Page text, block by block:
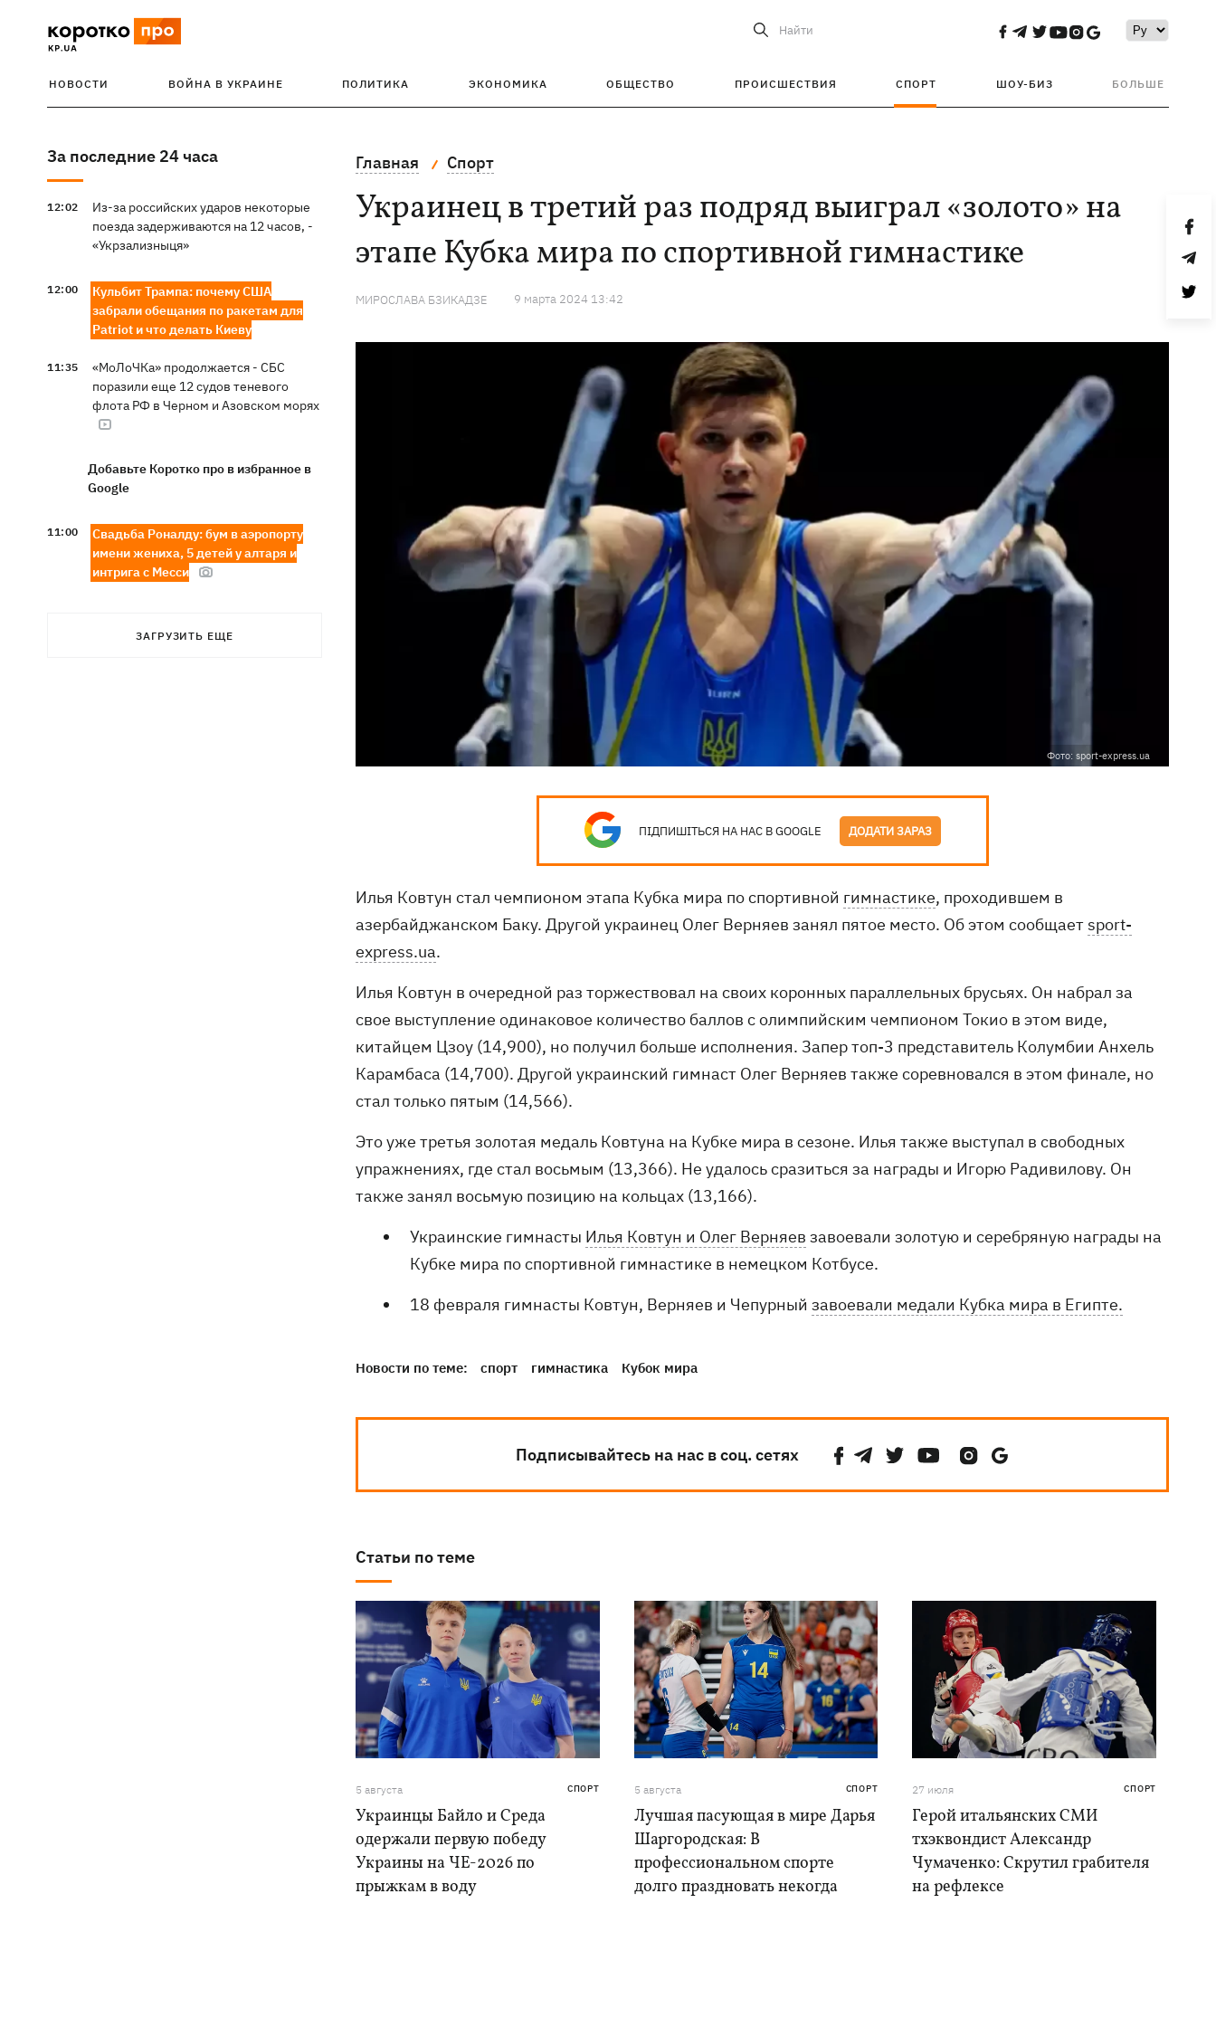
Найти
НОВОСТИ ВОЙНА В УКРАИНЕ ПОЛИТИКА ЭКОНОМИКА ОБЩЕСТВО ПРОИСШЕСТВИЯ СПОРТ ШОУ-БИЗ БОЛЬШЕ
За последние 24 часа
12:02
Из-за российских ударов некоторые
поезда задерживаются на 12 часов, -
«Укрзализныця»
12:00
Кульбит Трампа: почему США
забрали обещания по ракетам для
Patriot и что делать Киеву
11:35
«МоЛоЧКа» продолжается - СБС
поразили еще 12 судов теневого
флота РФ в Черном и Азовском морях
Добавьте Коротко про в избранное в
Google
11:00
Свадьба Роналду: бум в аэропорту
имени жениха, 5 детей у алтаря и
интрига с Месси
августовскую жару без отключений, -
ЗАГРУЗИТЬ ЕЩЕ
Главная Спорт
Украинец в третий раз подряд выиграл «золото» на
этапе Кубка мира по спортивной гимнастике
МИРОСЛАВА БЗИКАДЗЕ 9 марта 2024 13:42
Фото: sport-express.ua
ПІДПИШІТЬСЯ НА НАС В GOOGLE ДОДАТИ ЗАРАЗ
Илья Ковтун стал чемпионом этапа Кубка мира по спортивной гимнастике, проходившем в
азербайджанском Баку. Другой украинец Олег Верняев занял пятое место. Об этом сообщаетsport-
express.ua.
Илья Ковтун в очередной раз торжествовал на своих коронных параллельных брусьях. Он набрал за
свое выступление одинаковое количество баллов с олимпийским чемпионом Токио в этом виде,
китайцем Цзоу (14,900), но получил больше исполнения. Запер топ-3 представитель Колумбии Анхель
Карамбаса (14,700). Другой украинский гимнаст Олег Верняев также соревновался в этом финале, но
стал только пятым (14,566).
Это уже третья золотая медаль Ковтуна на Кубке мира в сезоне. Илья также выступал в свободных
упражнениях, где стал восьмым (13,366). Не удалось сразиться за награды и Игорю Радивилову. Он
также занял восьмую позицию на кольцах (13,166).
Украинские гимнасты Илья Ковтун и Олег Верняев завоевали золотую и серебряную награды на
Кубке мира по спортивной гимнастике в немецком Котбусе.
18 февраля гимнасты Ковтун, Верняев и Чепурный завоевали медали Кубка мира в Египте.
Новости по теме: спорт гимнастика Кубок мира
Подписывайтесь на нас в соц. сетях
Статьи по теме
5 августа СПОРТ
Украинцы Байло и Среда
одержали первую победу
Украины на ЧЕ-2026 по
прыжкам в воду
5 августа СПОРТ
Лучшая пасующая в мире Дарья
Шаргородская: В
профессиональном спорте
долго праздновать некогда
27 июля СПОРТ
Герой итальянских СМИ
тхэквондист Александр
Чумаченко: Скрутил грабителя
на рефлексе